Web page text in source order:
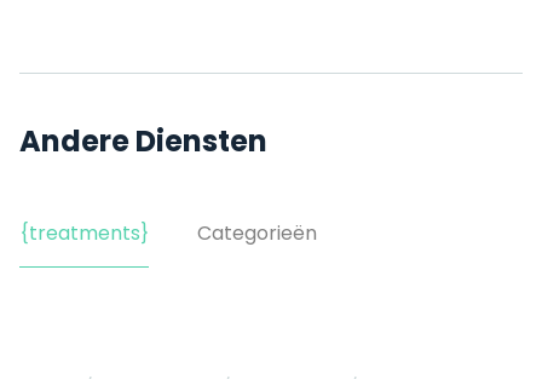
Andere Diensten
{treatments} Categorieën